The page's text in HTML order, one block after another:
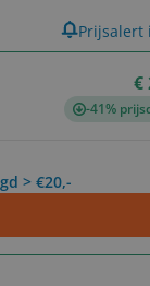
€
-41%
> €20,-
Prijsalert